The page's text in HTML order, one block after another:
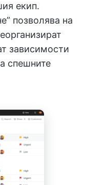
екип.
позволява на
зависимости
спешните